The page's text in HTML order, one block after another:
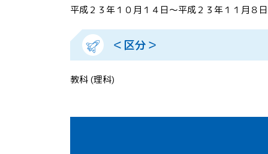
平成２３年１０月１４日～平成２３年１１月８日
＜区分＞
教科 (理科)